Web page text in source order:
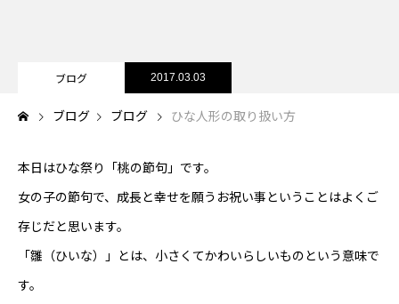
秘伝公開！吉凶カレンダー
記事カテゴリー
ブログ
芸能界
ブログ 2017.03.03
ブログ ブログ ひな人形の取り扱い方
本日はひな祭り「桃の節句」です。
女の子の節句で、成長と幸せを願うお祝い事ということはよくご
存じだと思います。
「雛（ひいな）」とは、小さくてかわいらしいものという意味で
す。